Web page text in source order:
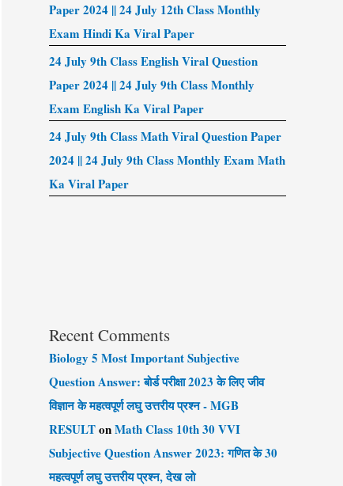
Paper 2024 || 24 July 12th Class Monthly
Exam Hindi Ka Viral Paper
24 July 9th Class English Viral Question
Paper 2024 || 24 July 9th Class Monthly
Exam English Ka Viral Paper
24 July 9th Class Math Viral Question Paper
2024 || 24 July 9th Class Monthly Exam Math
Ka Viral Paper
Recent Comments
Biology 5 Most Important Subjective
Question Answer: बोर्ड परीक्षा 2023 के लिए जीव
विज्ञान के महत्वपूर्ण लघु उत्तरीय प्रश्न - MGB
RESULTonMath Class 10th 30 VVI
Subjective Question Answer 2023: गणित के 30
महत्वपूर्ण लघु उत्तरीय प्रश्न, देख लो